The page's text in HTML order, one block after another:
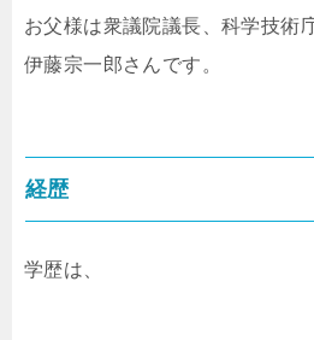
お父様は衆議院議長、科学技術
伊藤宗一郎さんです。
経歴
学歴は、